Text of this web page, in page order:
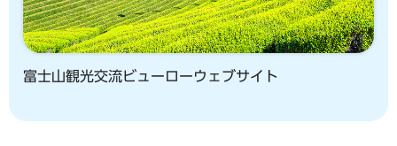
富士山観光交流ビューローウェブサイト